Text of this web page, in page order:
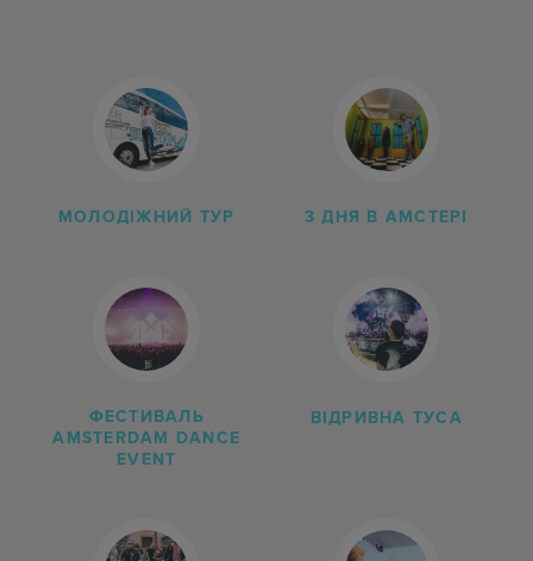
МОЛОДІЖНИЙ ТУР 3 ДНЯ В АМСТЕРІ
ФЕСТИВАЛЬ
AMSTERDAM DANCE
EVENT
ВІДРИВНА ТУСА